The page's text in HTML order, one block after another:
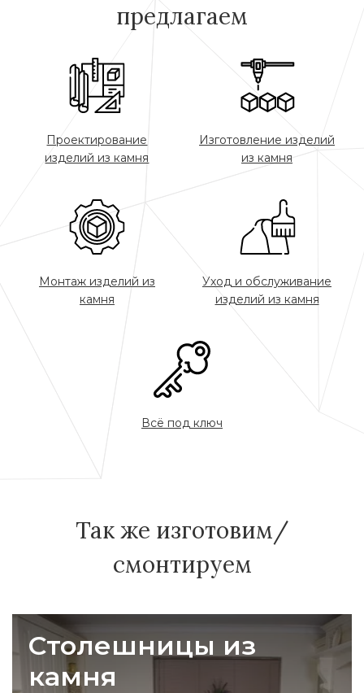
предлагаем
Проектирование
изделий из камня
Изготовление изделий
из камня
Монтаж изделий из
камня
Уход и обслуживание
изделий из камня
Всё под ключ
Так же изготовим/
смонтируем
Столешницы из
камня